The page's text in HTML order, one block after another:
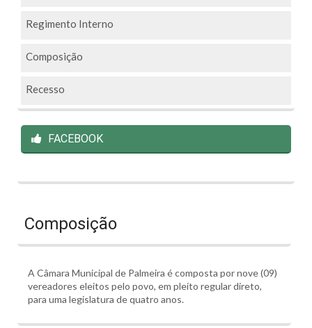
Regimento Interno
Composição
Recesso
FACEBOOK
Composição
A Câmara Municipal de Palmeira é composta por nove (09)
vereadores eleitos pelo povo, em pleito regular direto,
para uma legislatura de quatro anos.